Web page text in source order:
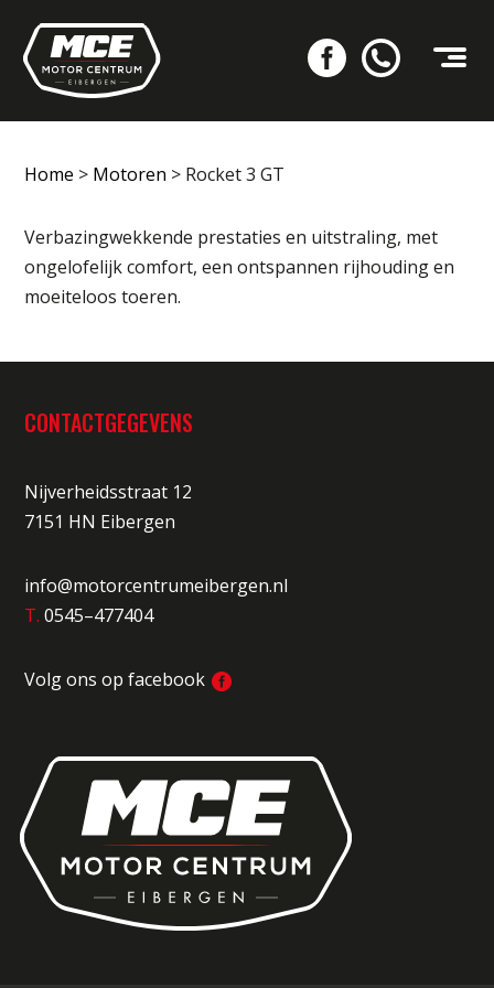
Home > Motoren > Rocket 3 GT
Verbazingwekkende prestaties en uitstraling, met
ongelofelijk comfort, een ontspannen rijhouding en
moeiteloos toeren.
CONTACTGEGEVENS
Nijverheidsstraat 12
7151 HN Eibergen
info@motorcentrumeibergen.nl
T. 0545–477404
Volg ons op facebook